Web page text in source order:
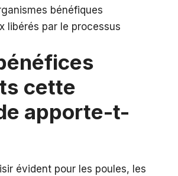
bénéfiques
libérés par le processus
cette
apporte-t-
évident pour les poules, les